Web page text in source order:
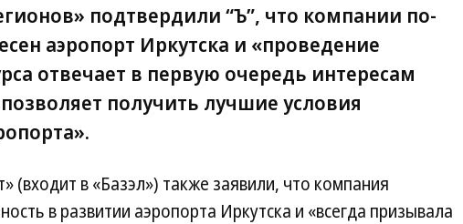
подтвердили “Ъ”, что компании по-
аэропорт Иркутска и «проведение
отвечает в первую очередь интересам
получить лучшие условия
(входит в «Базэл») также заявили, что компания
в развитии аэропорта Иркутска и «всегда призывала